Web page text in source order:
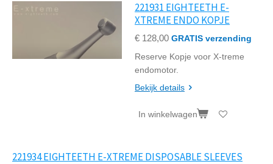
221931 EIGHTEETH E-
XTREME ENDO KOPJE
€ 128,00 GRATIS verzending
Reserve Kopje voor X-treme
endomotor.
Bekijk details
In winkelwagen
221934 EIGHTEETH E-XTREME DISPOSABLE SLEEVES